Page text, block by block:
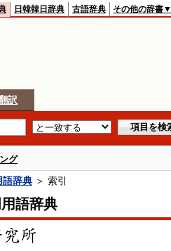
日韓韓日辞典 古語辞典 その他の辞書▼
訳
グ
語辞典 ＞ 索引
語辞典